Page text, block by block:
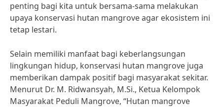
penting bagi kita untuk bersama-sama melakukan
upaya konservasi hutan mangrove agar ekosistem ini
tetap lestari.
Selain memiliki manfaat bagi keberlangsungan
lingkungan hidup, konservasi hutan mangrove juga
memberikan dampak positif bagi masyarakat sekitar.
Menurut Dr. M. Ridwansyah, M.Si., Ketua Kelompok
Masyarakat Peduli Mangrove, “Hutan mangrove